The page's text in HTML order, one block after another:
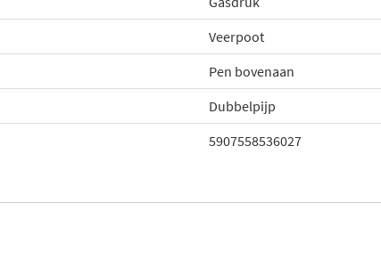
Veerpoot
Pen bovenaan
Dubbelpijp
5907558536027